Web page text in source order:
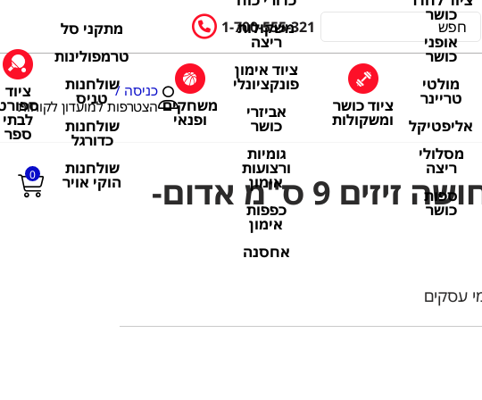
1-700-555-321
כושר
אופני
כושר
מולטי
טריינר
אליפטיקל
מסלולי
ריצה
ספות
כושר
ציוד כושר
ומשקולות
משקולות
ריצה
ציוד אימון
פונקציונלי
אביזרי
כושר
גומיות
ורצועות
אימון
כפפות
אימון
אחסנה
משחקים
ופנאי
מתקני סל
טרמפולינות
שולחנות
טניס
שולחנות
כדורגל
שולחנות
הוקי אויר
ציוד
לבתי
ספר
כניסה /
הצטרפות למועדון לקוחות
0 כדור תחושה זיזים 9 ס"מ אדום-